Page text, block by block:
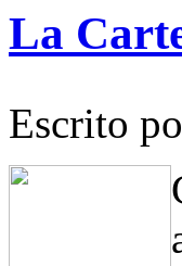
La
Escrito